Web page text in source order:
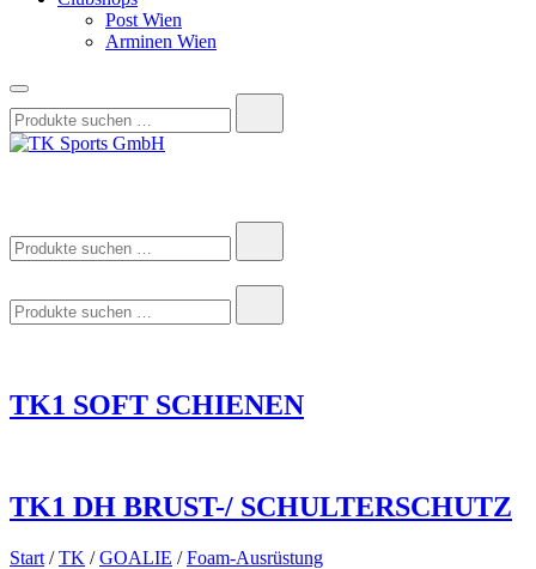
Post Wien
Arminen Wien
nach:
nach:
nach:
TK1 SOFT SCHIENEN
TK1 DH BRUST-/ SCHULTERSCHUTZ
Start /TK /GOALIE /Foam-Ausrüstung